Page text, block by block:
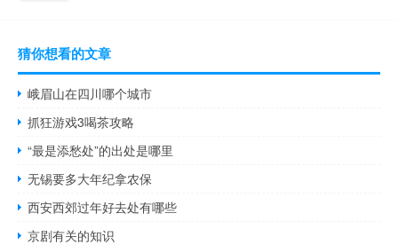
猜你想看的文章
峨眉山在四川哪个城市
抓狂游戏3喝茶攻略
“最是添愁处”的出处是哪里
无锡要多大年纪拿农保
西安西郊过年好去处有哪些
京剧有关的知识